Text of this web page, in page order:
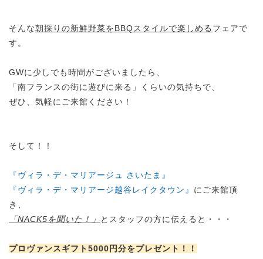
そんな朝採りの新鮮野菜をBBQスタイルで楽しめる フェアで
す。
GWに少しでも時間がございましたら、
「南フランスの街に遊びに来る」くらいの気持ちで、
ぜひ、気軽にご来館ください！
そして！！
『ヴィラ・デ・マリアージュ さいたま』
『ヴィラ・デ・マリアージ越谷レイクタウン』 にご来館頂
き、
「NACK5を聞いた！」
とスタッフの方に伝えると・・・
プロヴァンスギフト5000円分をプレゼント！！